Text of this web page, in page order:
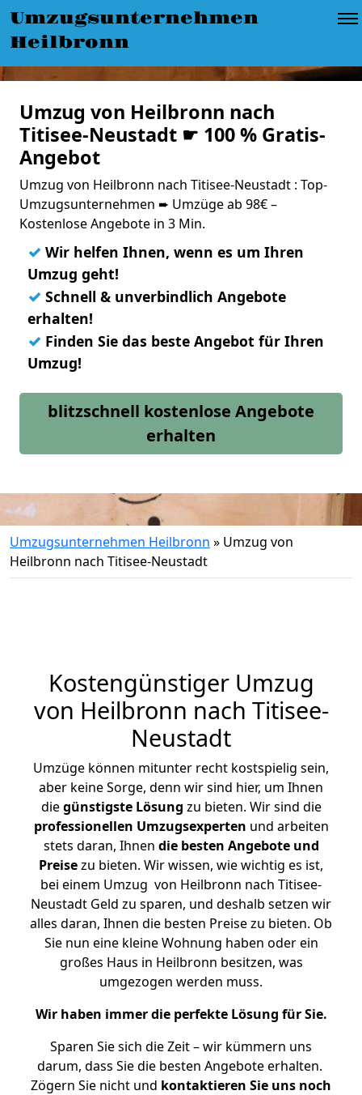
Umzugsunternehmen
Heilbronn
Umzug von Heilbronn nach
Titisee-Neustadt ☛ 100 % Gratis-
Angebot
Umzug von Heilbronn nach Titisee-Neustadt : Top-
Umzugsunternehmen ➨ Umzüge ab 98€ –
Kostenlose Angebote in 3 Min.
✓ Wir helfen Ihnen, wenn es um Ihren
Umzug geht!
✓ Schnell & unverbindlich Angebote
erhalten!
✓ Finden Sie das beste Angebot für Ihren
Umzug!
blitzschnell kostenlose Angebote
erhalten
Umzugsunternehmen Heilbronn » Umzug von
Heilbronn nach Titisee-Neustadt
Kostengünstiger Umzug
von Heilbronn nach Titisee-
Neustadt
Umzüge können mitunter recht kostspielig sein,
aber keine Sorge, denn wir sind hier, um Ihnen
diegünstigste Lösung zu bieten. Wir sind die
professionellen Umzugsexperten und arbeiten
stets daran, Ihnen die besten Angebote und
Preisezu bieten. Wir wissen, wie wichtig es ist,
bei einem Umzug von Heilbronn nach Titisee-
Neustadt Geld zu sparen, und deshalb setzen wir
alles daran, Ihnen die besten Preise zu bieten. Ob
Sie nun eine kleine Wohnung haben oder ein
großes Haus in Heilbronn besitzen, was
umgezogen werden muss.
Wir haben immer die perfekte Lösung für Sie.
Sparen Sie sich die Zeit – wir kümmern uns
darum, dass Sie die besten Angebote erhalten.
Zögern Sie nicht und kontaktieren Sie uns noch